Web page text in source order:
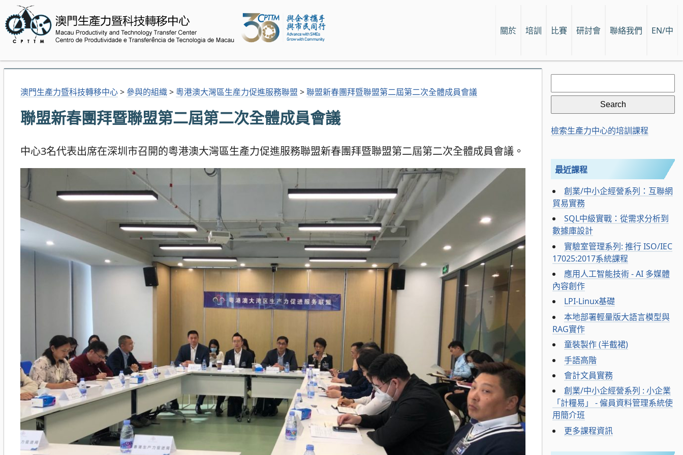
關於 培訓 比賽 研討會 聯絡我們 EN/中
澳門生產力暨科技轉移中心>參與的組織> 粵港澳大灣區生産力促進服務聯盟 >聯盟新春團拜暨聯盟第二屆第二次全體成員會議
聯盟新春團拜暨聯盟第二屆第二次全體成員會議
中心3名代表出席在深圳市召開的粵港澳大灣區生產力促進服務聯盟新春團拜暨聯盟第二屆第二次全體成員會議。
Search
for:
檢索生產力中心的培訓課程
最近課程
創業/中小企經營系列：互聯網
貿易實務
SQL中級實戰：從需求分析到
數據庫設計
實驗室管理系列: 推行 ISO/IEC
17025:2017系統課程
應用人工智能技術 - AI 多媒體
內容創作
LPI-Linux基礎
本地部署輕量版大語言模型與
RAG實作
童裝製作 (半截裙)
手語高階
會計文員實務
創業/中小企經營系列 : 小企業
「計糧易」 - 僱員資料管理系統使
用簡介班
更多課程資訊